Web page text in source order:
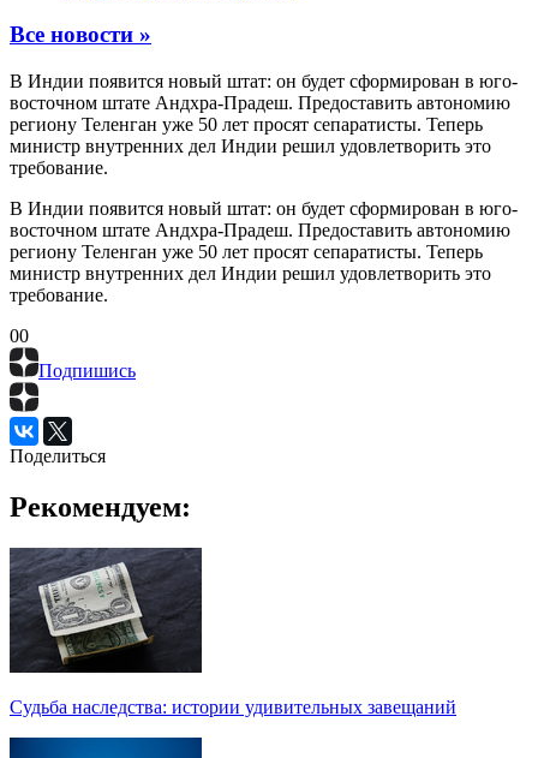
Все новости »
В Индии появится новый штат: он будет сформирован в юго-
восточном штате Андхра-Прадеш. Предоставить автономию
региону Теленган уже 50 лет просят сепаратисты. Теперь
министр внутренних дел Индии решил удовлетворить это
требование.
В Индии появится новый штат: он будет сформирован в юго-
восточном штате Андхра-Прадеш. Предоставить автономию
региону Теленган уже 50 лет просят сепаратисты. Теперь
министр внутренних дел Индии решил удовлетворить это
требование.
00
Подпишись
Поделиться
Рекомендуем:
Судьба наследства: истории удивительных завещаний